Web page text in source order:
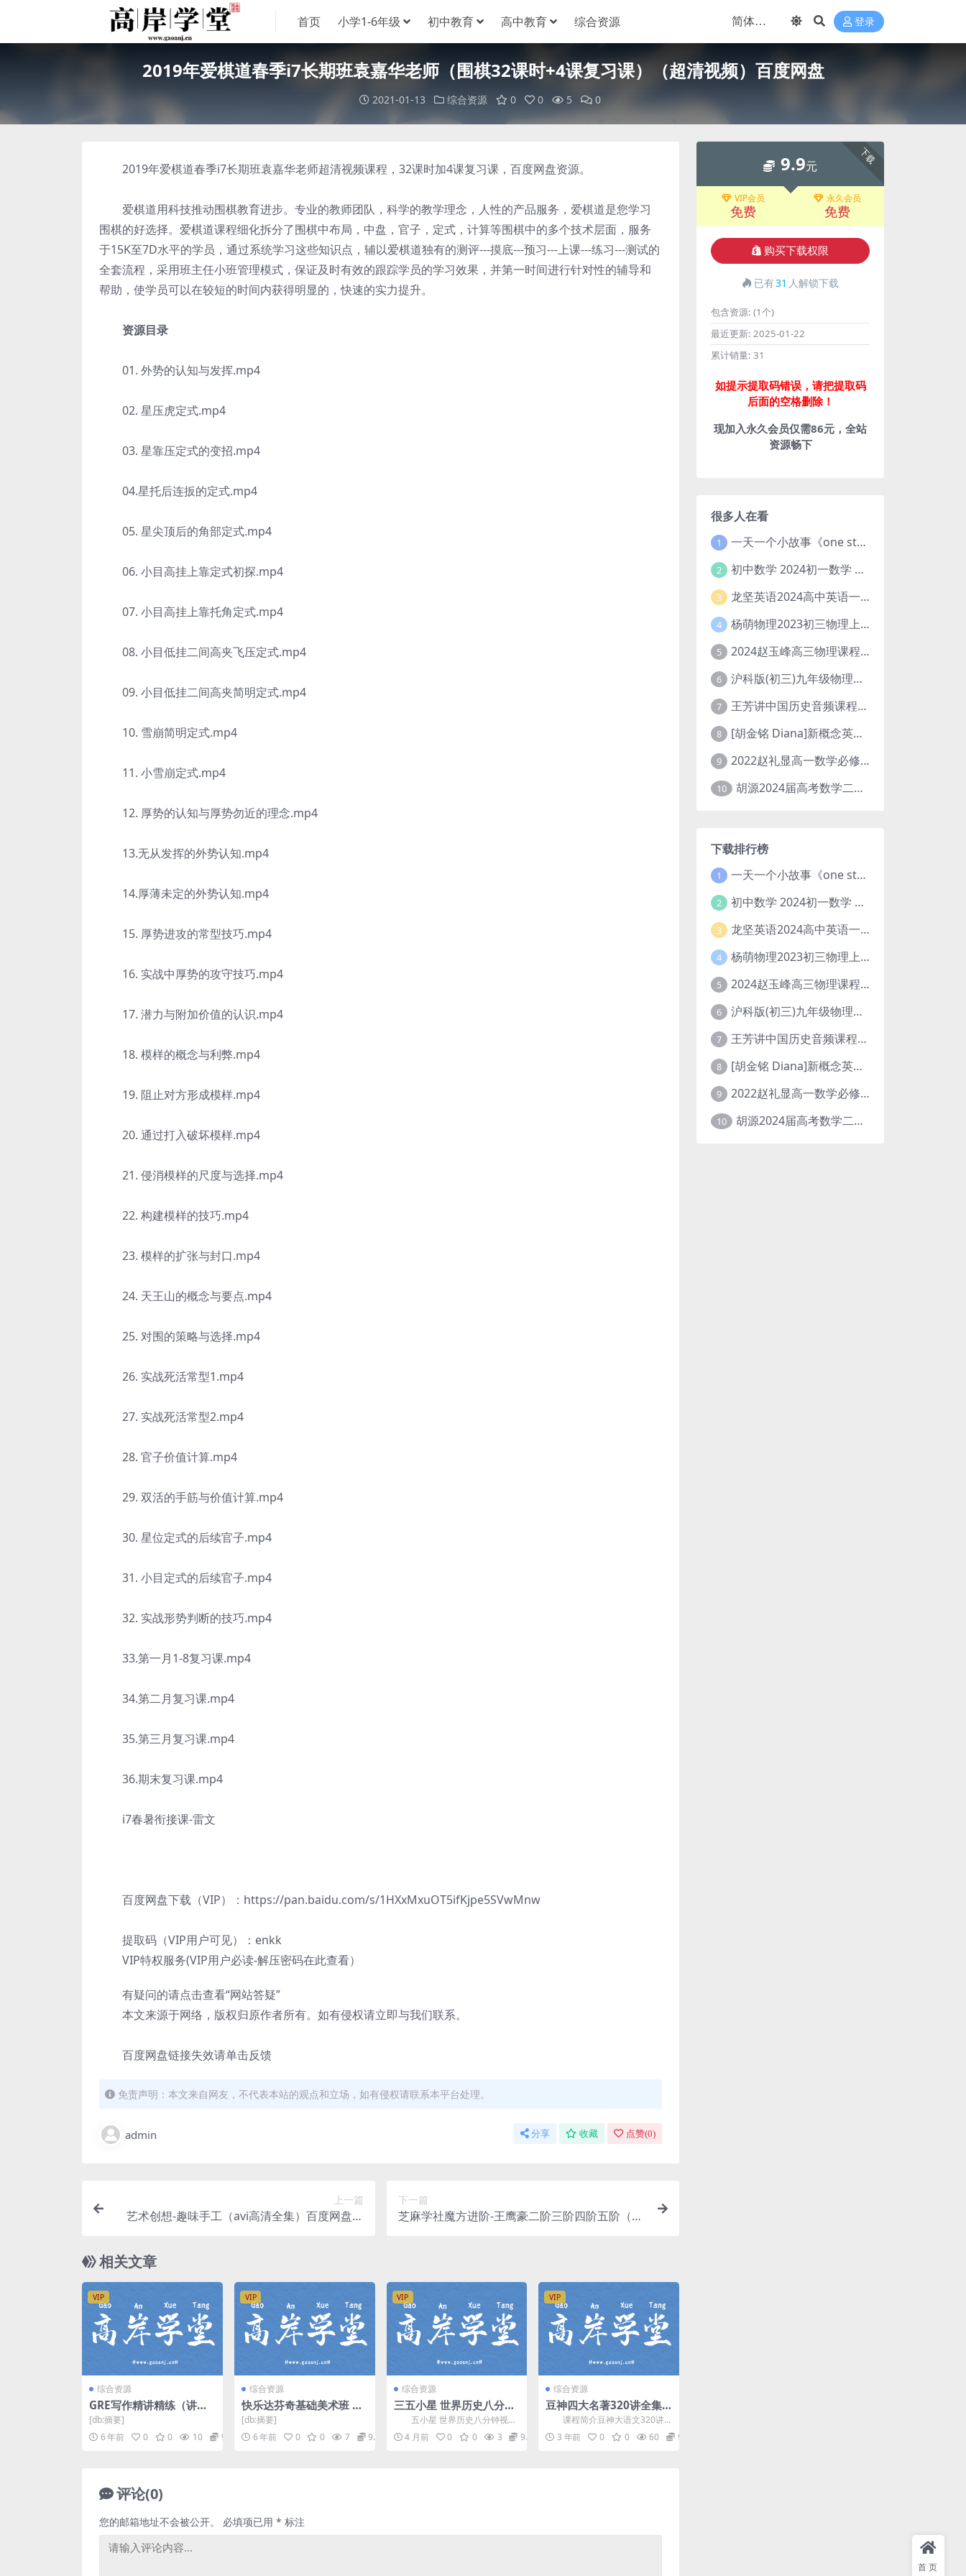
首页 小学1-6年级 初中教育 高中教育 综合资源 登录
2019年爱棋道春季i7长期班袁嘉华老师（围棋32课时+4课复习课）（超清视频）百度网盘
2021-01-13 综合资源 0 0 5 0
2019年爱棋道春季i7长期班袁嘉华老师超清视频课程，32课时加4课复习课，百度网盘资源。
爱棋道用科技推动围棋教育进步。专业的教师团队，科学的教学理念，人性的产品服务，爱棋道是您学习
围棋的好选择。爱棋道课程细化拆分了围棋中布局，中盘，官子，定式，计算等围棋中的多个技术层面，服务
于15K至7D水平的学员，通过系统学习这些知识点，辅以爱棋道独有的测评---摸底---预习---上课---练习---测试的
全套流程，采用班主任小班管理模式，保证及时有效的跟踪学员的学习效果，并第一时间进行针对性的辅导和
帮助，使学员可以在较短的时间内获得明显的，快速的实力提升。
资源目录
01. 外势的认知与发挥.mp4
02. 星压虎定式.mp4
03. 星靠压定式的变招.mp4
04.星托后连扳的定式.mp4
05. 星尖顶后的角部定式.mp4
06. 小目高挂上靠定式初探.mp4
07. 小目高挂上靠托角定式.mp4
08. 小目低挂二间高夹飞压定式.mp4
09. 小目低挂二间高夹简明定式.mp4
10. 雪崩简明定式.mp4
11. 小雪崩定式.mp4
12. 厚势的认知与厚势勿近的理念.mp4
13.无从发挥的外势认知.mp4
14.厚薄未定的外势认知.mp4
15. 厚势进攻的常型技巧.mp4
16. 实战中厚势的攻守技巧.mp4
17. 潜力与附加价值的认识.mp4
18. 模样的概念与利弊.mp4
19. 阻止对方形成模样.mp4
20. 通过打入破坏模样.mp4
21. 侵消模样的尺度与选择.mp4
22. 构建模样的技巧.mp4
23. 模样的扩张与封口.mp4
24. 天王山的概念与要点.mp4
25. 对围的策略与选择.mp4
26. 实战死活常型1.mp4
27. 实战死活常型2.mp4
28. 官子价值计算.mp4
29. 双活的手筋与价值计算.mp4
30. 星位定式的后续官子.mp4
31. 小目定式的后续官子.mp4
32. 实战形势判断的技巧.mp4
33.第一月1-8复习课.mp4
34.第二月复习课.mp4
35.第三月复习课.mp4
36.期末复习课.mp4
i7春暑衔接课-雷文
百度网盘下载（VIP）：https://pan.baidu.com/s/1HXxMxuOT5ifKjpe5SVwMnw
提取码（VIP用户可见）：enkk
VIP特权服务(VIP用户必读-解压密码在此查看）
有疑问的请点击查看“网站答疑”
本文来源于网络，版权归原作者所有。如有侵权请立即与我们联系。
百度网盘链接失效请单击反馈
免责声明：本文来自网友，不代表本站的观点和立场，如有侵权请联系本平台处理。
admin 分享 收藏 点赞(0)
上一篇
艺术创想-趣味手工（avi高清全集）百度网盘分
下一篇
芝麻学社魔方进阶-王鹰豪二阶三阶四阶五阶（高
相关文章
VIP
综合资源
GRE写作精讲精练（讲
师：李延隆 课时：40）百
度网盘
[db:摘要]
6 年前
0 0 10 9.9
VIP
综合资源
快乐达芬奇基础美术班 我
是小画家（绘画标清视频2
5集全）百度网盘
[db:摘要]
6 年前
0 0 7 9.9
VIP
综合资源
三五小星 世界历史八分钟
视频课 百度网盘分享
五小星 世界历史八分钟视频
课，每节课8分钟左右，课程采用
原创动画生动演绎历史...
4 月前 0 0 3 9.9
VIP
综合资源
豆神四大名著320讲全集
音频资源
课程简介豆神大语文320讲
音频梳理四大名著精髓。四大名
著，伴随数代人成长的经...
3 年前 0 0 60 9.9
评论(0)
您的邮箱地址不会被公开。 必填项已用 * 标注
下载
9.9元
VIP会员
免费
永久会员
免费
购买下载权限
已有31 人解锁下载
包含资源: (1个)
最近更新: 2025-01-22
累计销量: 31
如提示提取码错误，请把提取码
后面的空格删除！
现加入永久会员仅需86元，全站
资源畅下
很多人在看
1 一天一个小故事《one story a day》初中版 百度网盘分享下载
2 初中数学 2024初一数学 朱韬数学 S班春季下 A+班春季下 百度云网盘
3 龙坚英语2024高中英语一轮系统班(全国卷+北京卷)
4 杨萌物理2023初三物理上秋季A+班(视频+讲义) 百度网盘分享
5 2024赵玉峰高三物理课程24年高考物理一轮复习网课教程
6 沪科版(初三)九年级物理全一册网课教学视频全集(录播版 杜春雨 66讲)
7 王芳讲中国历史音频课程全集(上下五千年)
8 [胡金铭 Diana]新概念英语第1册教学视频课程(全集 百度网盘下载)
9 2022赵礼显高一数学必修一课程视频资源(秋季班 含讲义)百度网盘云
10 胡源2024届高考数学二轮寒假春季精讲 百度网盘分享
下载排行榜
1 一天一个小故事《one story a day》初中版 百度网盘分享下载
2 初中数学 2024初一数学 朱韬数学 S班春季下 A+班春季下 百度云网盘
3 龙坚英语2024高中英语一轮系统班(全国卷+北京卷)
4 杨萌物理2023初三物理上秋季A+班(视频+讲义) 百度网盘分享
5 2024赵玉峰高三物理课程24年高考物理一轮复习网课教程
6 沪科版(初三)九年级物理全一册网课教学视频全集(录播版 杜春雨 66讲)
7 王芳讲中国历史音频课程全集(上下五千年)
8 [胡金铭 Diana]新概念英语第1册教学视频课程(全集 百度网盘下载)
9 2022赵礼显高一数学必修一课程视频资源(秋季班 含讲义)百度网盘云
10 胡源2024届高考数学二轮寒假春季精讲 百度网盘分享
首页